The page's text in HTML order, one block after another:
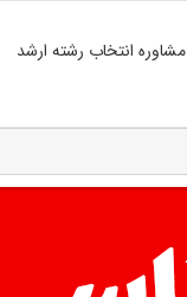
مشاوره انتخاب رشته ارشد